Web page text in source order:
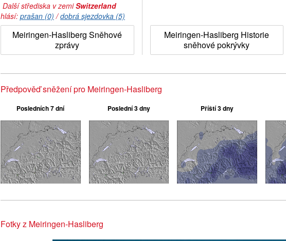
Další střediska v zemiSwitzerland
hlásí: prašan (0) /dobrá sjezdovka (5)
Meiringen-Hasliberg Sněhové
zprávy
Meiringen-Hasliberg Historie
sněhové pokrývky
Předpověď sněžení pro Meiringen-Hasliberg
Posledních 7 dní Poslední 3 dny Příští 3 dny
Fotky z Meiringen-Hasliberg